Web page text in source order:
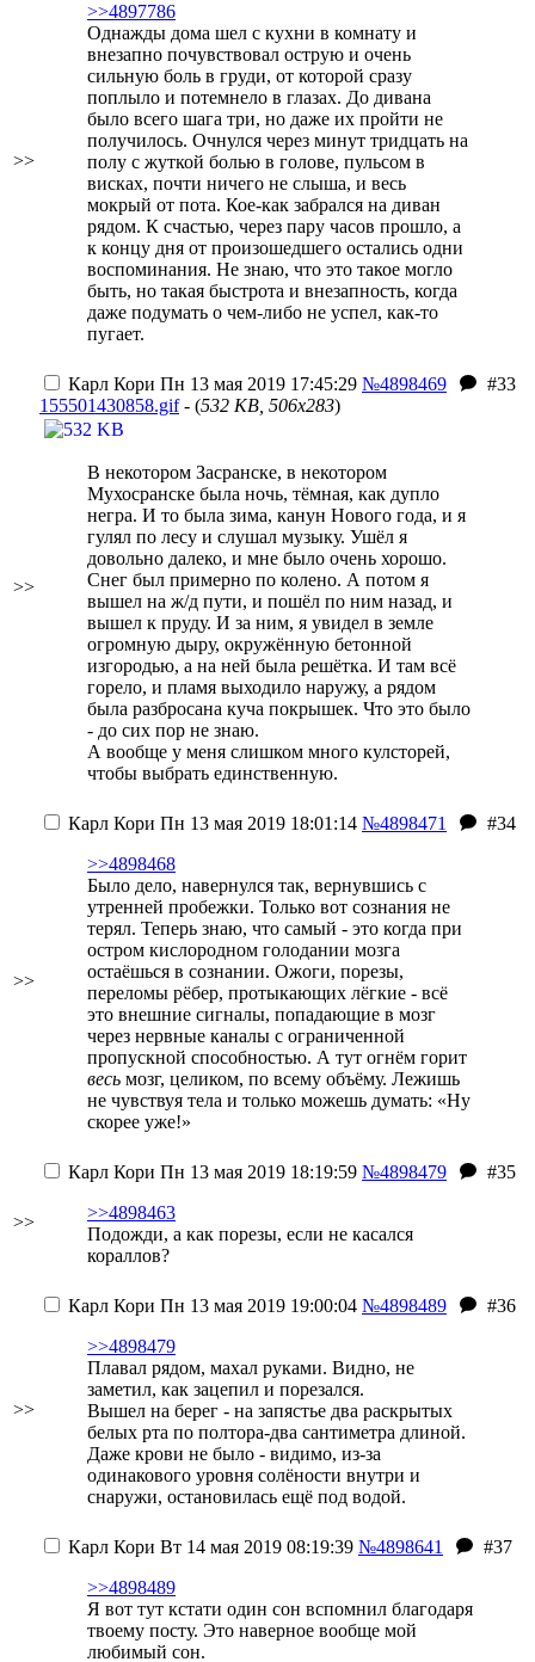
>>
>>4897786
Однажды дома шел с кухни в комнату и
внезапно почувствовал острую и очень
сильную боль в груди, от которой сразу
поплыло и потемнело в глазах. До дивана
было всего шага три, но даже их пройти не
получилось. Очнулся через минут тридцать на
полу с жуткой болью в голове, пульсом в
висках, почти ничего не слыша, и весь
мокрый от пота. Кое-как забрался на диван
рядом. К счастью, через пару часов прошло, а
к концу дня от произошедшего остались одни
воспоминания. Не знаю, что это такое могло
быть, но такая быстрота и внезапность, когда
даже подумать о чем-либо не успел, как-то
пугает.
>>
Карл Кори Пн 13 мая 2019 17:45:29 №4898469
#33
155501430858.gif- (532 KB, 506x283)
В некотором Засранске, в некотором
Мухосранске была ночь, тёмная, как дупло
негра. И то была зима, канун Нового года, и я
гулял по лесу и слушал музыку. Ушёл я
довольно далеко, и мне было очень хорошо.
Снег был примерно по колено. А потом я
вышел на ж/д пути, и пошёл по ним назад, и
вышел к пруду. И за ним, я увидел в земле
огромную дыру, окружённую бетонной
изгородью, а на ней была решётка. И там всё
горело, и пламя выходило наружу, а рядом
была разбросана куча покрышек. Что это было
- до сих пор не знаю.
А вообще у меня слишком много кулсторей,
чтобы выбрать единственную.
>>
Карл Кори Пн 13 мая 2019 18:01:14 №4898471
#34
>>4898468
Было дело, навернулся так, вернувшись с
утренней пробежки. Только вот сознания не
терял. Теперь знаю, что самый - это когда при
остром кислородном голодании мозга
остаёшься в сознании. Ожоги, порезы,
переломы рёбер, протыкающих лёгкие - всё
это внешние сигналы, попадающие в мозг
через нервные каналы с ограниченной
пропускной способностью. А тут огнём горит
весь мозг, целиком, по всему объёму. Лежишь
не чувствуя тела и только можешь думать: «Ну
скорее уже!»
>>
Карл Кори Пн 13 мая 2019 18:19:59 №4898479
#35
>>4898463
Подожди, а как порезы, если не касался
кораллов?
>>
Карл Кори Пн 13 мая 2019 19:00:04 №4898489
#36
>>4898479
Плавал рядом, махал руками. Видно, не
заметил, как зацепил и порезался.
Вышел на берег - на запястье два раскрытых
белых рта по полтора-два сантиметра длиной.
Даже крови не было - видимо, из-за
одинакового уровня солёности внутри и
снаружи, остановилась ещё под водой.
Карл Кори Вт 14 мая 2019 08:19:39 №4898641
#37
>>4898489
Я вот тут кстати один сон вспомнил благодаря
твоему посту. Это наверное вообще мой
любимый сон.